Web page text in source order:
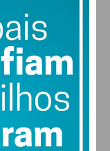
termos e
29°